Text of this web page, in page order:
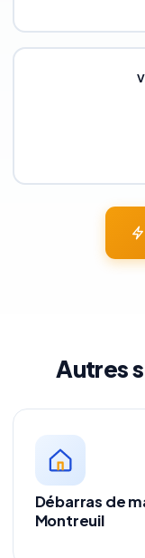
Autres
Débarras de
Montreuil